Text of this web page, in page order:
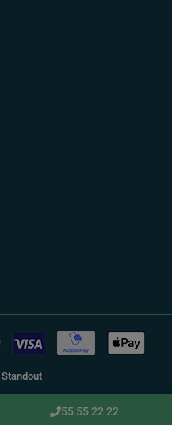
Standout
55 55 22 22